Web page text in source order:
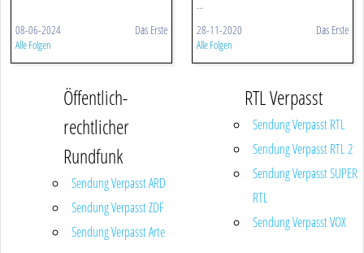
08-06-2024 Das Erste
Alle Folgen
...
28-11-2020 Das Erste
Alle Folgen
Öffentlich-
rechtlicher
Rundfunk
Sendung Verpasst ARD
Sendung Verpasst ZDF
Sendung Verpasst Arte
RTL Verpasst
Sendung Verpasst RTL
Sendung Verpasst RTL 2
Sendung Verpasst SUPER
RTL
Sendung Verpasst VOX